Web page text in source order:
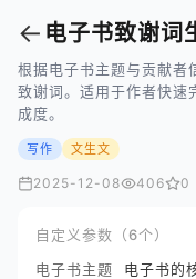
← 电子书致谢词
根据电子书主题与贡献者
致谢词。适用于作者快速
成度。
写作 文生文
2025-12-08 406 0
自定义参数（6个）
电子书主题
电子书的